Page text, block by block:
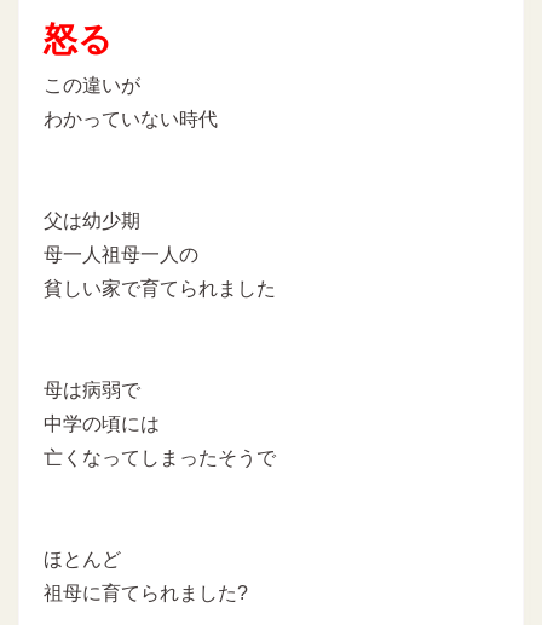
怒る
この違いが
わかっていない時代
父は幼少期
母一人祖母一人の
貧しい家で育てられました
母は病弱で
中学の頃には
亡くなってしまったそうで
ほとんど
祖母に育てられました?